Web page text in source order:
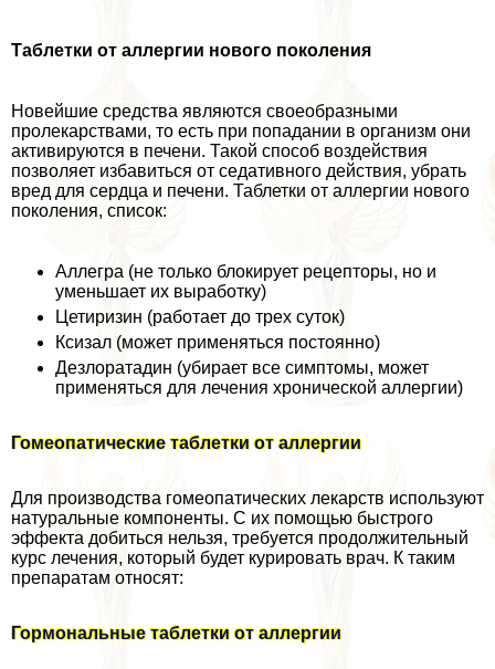
Таблетки от аллергии нового поколения
Новейшие средства являются своеобразными
пролекарствами, то есть при попадании в организм они
активируются в печени. Такой способ воздействия
позволяет избавиться от седативного действия, убрать
вред для сердца и печени. Таблетки от аллергии нового
поколения, список:
Аллегра (не только блокирует рецепторы, но и
уменьшает их выработку)
Цетиризин (работает до трех суток)
Ксизал (может применяться постоянно)
Дезлоратадин (убирает все симптомы, может
применяться для лечения хронической аллергии)
Гомеопатические таблетки от аллергии
Для производства гомеопатических лекарств используют
натуральные компоненты. С их помощью быстрого
эффекта добиться нельзя, требуется продолжительный
курс лечения, который будет курировать врач. К таким
препаратам относят:
Гормональные таблетки от аллергии